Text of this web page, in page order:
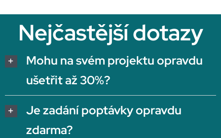
Nejčastější dotazy
Mohu na svém projektu opravdu
ušetřit až 30%?
Je zadání poptávky opravdu
zdarma?